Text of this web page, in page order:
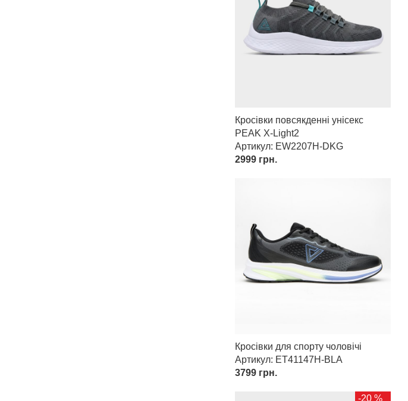
Кросівки повсякденні унісекс
PEAK X-Light2
Артикул: EW2207H-DKG
2999грн.
Кросівки для спорту чоловічі
Артикул: ET41147H-BLA
3799грн.
-20 %